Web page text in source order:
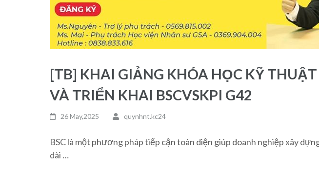
[TB] KHAI GIẢNG KHÓA HỌC KỸ
VÀ TRIỂN KHAI BSCVSKPI G42
26 May,2025 quynhnt.kc24
BSC là một phương pháp tiếp cận toàn diện giúp doanh nghiệp xây
dài …